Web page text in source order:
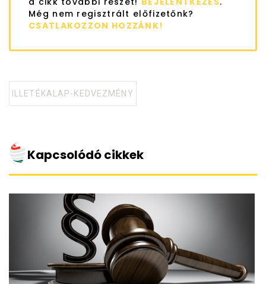
Még nem regisztrált előfizetőnk?
CSATLAKOZZON HOZZÁNK!
Tagged
ILLETÉKALAP-KEDVEZMÉNY
Kapcsolódó cikkek